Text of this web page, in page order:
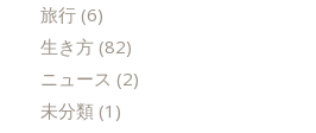
旅行(6)
生き方(82)
ニュース (2)
未分類(1)